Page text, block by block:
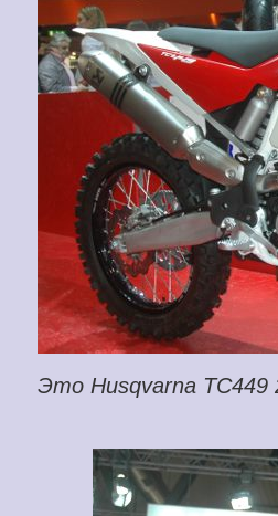
Это Husqvarna TC449